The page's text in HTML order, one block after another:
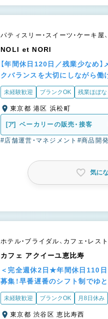
パティスリー・スイーツ・ケーキ屋
NOLI et NORI
【年間休日120日／残業少なめ
クバランスを大切にしながら働
未経験歓迎 ブランクOK 残業ほぼな
東京都 港区 浜松町
[ア] ベーカリーの販売・接客
#店舗運営・マネジメント #商品開
気に
ホテル・ブライダル、カフェ・レス
カフェ アクイーユ恵比寿
＜完全週休2日★年間休日110日
募集！早番遅番のシフト制でゆ
未経験歓迎 ブランクOK 月8日休み
東京都 渋谷区 恵比寿西